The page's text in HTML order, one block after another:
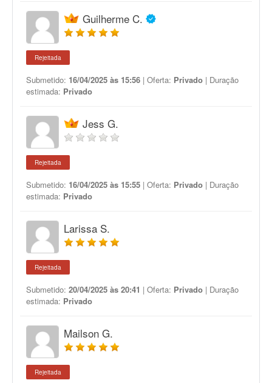
Guilherme C.
Rejeitada
Submetido: 16/04/2025 às 15:56 | Oferta: Privado | Duração
estimada: Privado
Jess G.
Rejeitada
Submetido: 16/04/2025 às 15:55 | Oferta: Privado | Duração
estimada: Privado
Larissa S.
Rejeitada
Submetido: 20/04/2025 às 20:41 | Oferta: Privado | Duração
estimada: Privado
Mailson G.
Rejeitada